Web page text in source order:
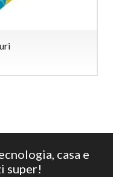
casa e
super!